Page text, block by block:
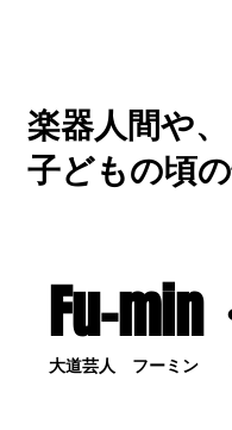
楽器人間や
子どもの頃
Fu-min
大道芸人 フーミン 〜